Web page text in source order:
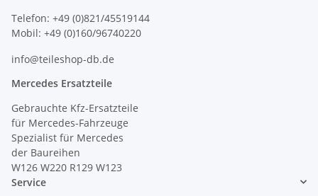
Telefon: +49 (0)821/45519144
Mobil: +49 (0)160/96740220
info@teileshop-db.de
Mercedes Ersatzteile
Gebrauchte Kfz-Ersatzteile
für Mercedes-Fahrzeuge
Spezialist für Mercedes
der Baureihen
W126 W220 R129 W123
Service